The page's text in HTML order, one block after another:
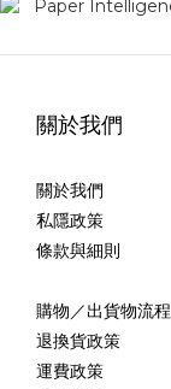
關於我們
關於我們
私隱政策
條款與細則
購物／出貨物流程
退換貨政策
運費政策